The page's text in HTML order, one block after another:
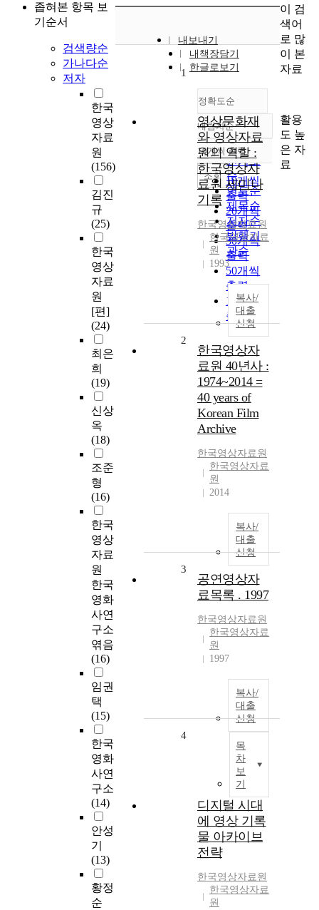
좁혀본 항목 보
기순서
검색량순
가나다순
저자
한국
영상
자료
원
(156)
김진
규
(25)
한국
영상
자료
원
[편]
(24)
최은
희
(19)
신상
옥
(18)
조준
형
(16)
한국
영상
자료
원
한국
영화
사연
구소
엮음
(16)
임권
택
(15)
한국
영화
사연
구소
(14)
안성
기
(13)
황정
순
내보내기
내책장담기
한글로보기
정확도순
정확도
순
인기도
순
연도순
제목순
저자순
발행기
관순
내림차순
내림차순
10개씩 출력
10개씩
출력
20개씩
출력
30개씩
출력
50개씩
출력
100개씩
출력
조회
1
영상문화재
와 영상자료
원의 역할 :
한국영상자
료원 세미나
기록
한국영상자료원
한국영상자료
원
1993
복사/
대출
신청
2
한국영상자
료원 40년사 :
1974~2014 =
40 years of
Korean Film
Archive
한국영상자료원
한국영상자료
원
2014
복사/
대출
신청
3
공연영상자
료목록 . 1997
한국영상자료원
한국영상자료
원
1997
복사/
대출
신청
목
차
보
기
4
디지털 시대
에 영상 기록
물 아카이브
전략
한국영상자료원
한국영상자료
원
이 검
색어
로 많
이 본
자료
활용
도 높
은 자
료